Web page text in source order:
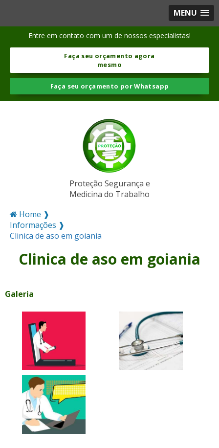
MENU
Entre em contato com um de nossos especialistas!
Faça seu orçamento agora
mesmo
Faça seu orçamento por Whatsapp
Proteção Segurança e
Medicina do Trabalho
Home ❱
Informações ❱
Clinica de aso em goiania
Clinica de aso em goiania
Galeria